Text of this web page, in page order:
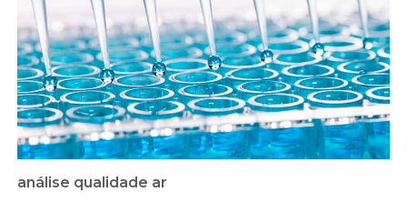
análise qualidade ar